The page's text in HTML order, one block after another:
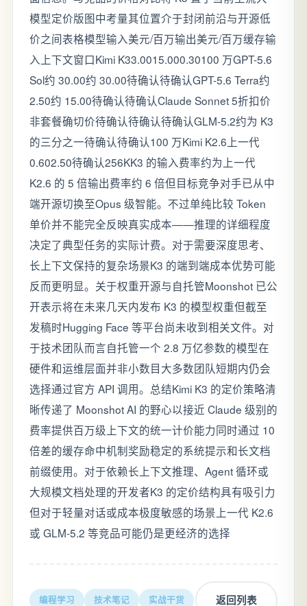
模型定价版图中考量其位置介于封闭前沿与开源低
价之间表格模型输入美元/百万输出美元/百万缓存输
入上下文窗口Kimi K33.0015.000.30100 万GPT-5.6
Sol约 30.00约 30.00待确认待确认GPT-5.6 Terra约
2.50约 15.00待确认待确认Claude Sonnet 5折扣价
非套餐确切价待确认待确认待确认GLM-5.2约为 K3
的三分之一待确认待确认100 万Kimi K2.6上一代
0.602.50待确认256KK3 的输入费率约为上一代
K2.6 的 5 倍输出费率约 6 倍但目标竞争对手已从中
端开源切换至Opus 级智能。不过单纯比较 Token
单价并不能完全反映真实成本——推理的详细程度
决定了典型任务的实际计费。对于需要深度思考、
长上下文保持的复杂场景K3 的端到端成本优势可能
反而更明显。关于权重开源与自托管Moonshot 已公
开表示将在未来几天内发布 K3 的模型权重但截至
发稿时Hugging Face 等平台尚未收到相关文件。对
于技术团队而言自托管一个 2.8 万亿参数的模型在
硬件和运维层面并非小数目大多数团队短期内仍会
选择通过官方 API 调用。总结Kimi K3 的定价策略清
晰传递了 Moonshot AI 的野心以接近 Claude 级别的
费率提供百万级上下文的统一计价能力同时通过 10
倍差的缓存命中机制奖励稳定的系统提示和长文档
前缀使用。对于依赖长上下文推理、Agent 循环或
大规模文档处理的开发者K3 的定价结构具有吸引力
但对于轻量对话或成本极度敏感的场景上一代 K2.6
或 GLM-5.2 等竞品可能仍是更经济的选择
编程学习 技术笔记 实战干货 返回列表